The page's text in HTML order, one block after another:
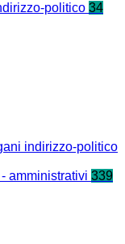
politico 34
indirizzo-politico
amministrativi 339